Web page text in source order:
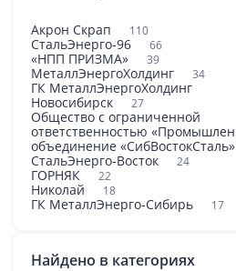
Акрон Скрап 110
СтальЭнерго-96 66
«НПП ПРИЗМА» 39
МеталлЭнергоХолдинг 34
ГК МеталлЭнергоХолдинг
Новосибирск
27
Общество с ограниченной
ответственностью
объединение «СибВостокСталь»
СтальЭнерго-Восток 24
ГОРНЯК 22
Николай 18
ГК МеталлЭнерго-Сибирь 17
Найдено в категориях